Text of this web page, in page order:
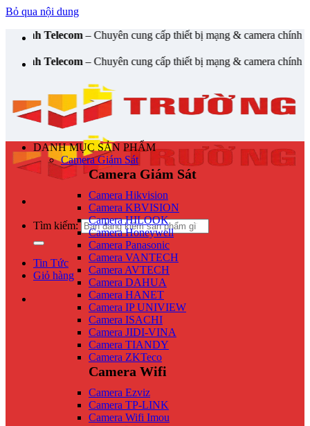
Bỏ qua nội dung
– Chuyên cung cấp thiết bị mạng & camera chính hãng, bảo
– Chuyên cung cấp thiết bị mạng & camera chính hãng, bảo
Tìm kiếm:
Tin Tức
Giỏ hàng
DANH MỤC SẢN PHẨM
Camera Giám Sát
Camera Giám Sát
Camera Hikvision
Camera KBVISION
Camera HILOOK
Camera Honeywell
Camera Panasonic
Camera VANTECH
Camera AVTECH
Camera DAHUA
Camera HANET
Camera IP UNIVIEW
Camera ISACHI
Camera JIDI-VINA
Camera TIANDY
Camera ZKTeco
Camera Wifi
Camera Ezviz
Camera TP-LINK
Camera Wifi Imou